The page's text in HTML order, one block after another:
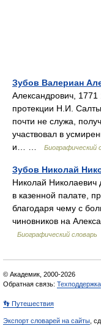
Зубов Валериан
Александрович,
протекции Н.И.
почти не служа,
участвовал в
и… …
Биографический
Зубов Николай
Николай Николаевич
в казенной палате,
благодаря чему с
чиновников на
Биографический словарь
© Академик, 2000-2026
Обратная связь: Техподдержка
👣 Путешествия
Экспорт словарей на сайты ,